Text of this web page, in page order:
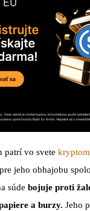
patrí vo svete
jeho obhajobu
súde bojuje proti
a burzy. Jeho